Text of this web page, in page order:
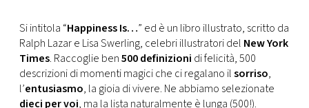
RMC
CONSIGLIA
Si intitola “Happiness Is…” ed è un libro illustrato, scritto da
Ralph Lazar e Lisa Swerling, celebri illustratori del New York
Times. Raccoglie ben500 definizioni di felicità, 500
descrizioni di momenti magici che ci regalano ilsorriso,
l’entusiasmo, la gioia di vivere. Ne abbiamo selezionate
dieci per voi, ma la lista naturalmente è lunga (500!).